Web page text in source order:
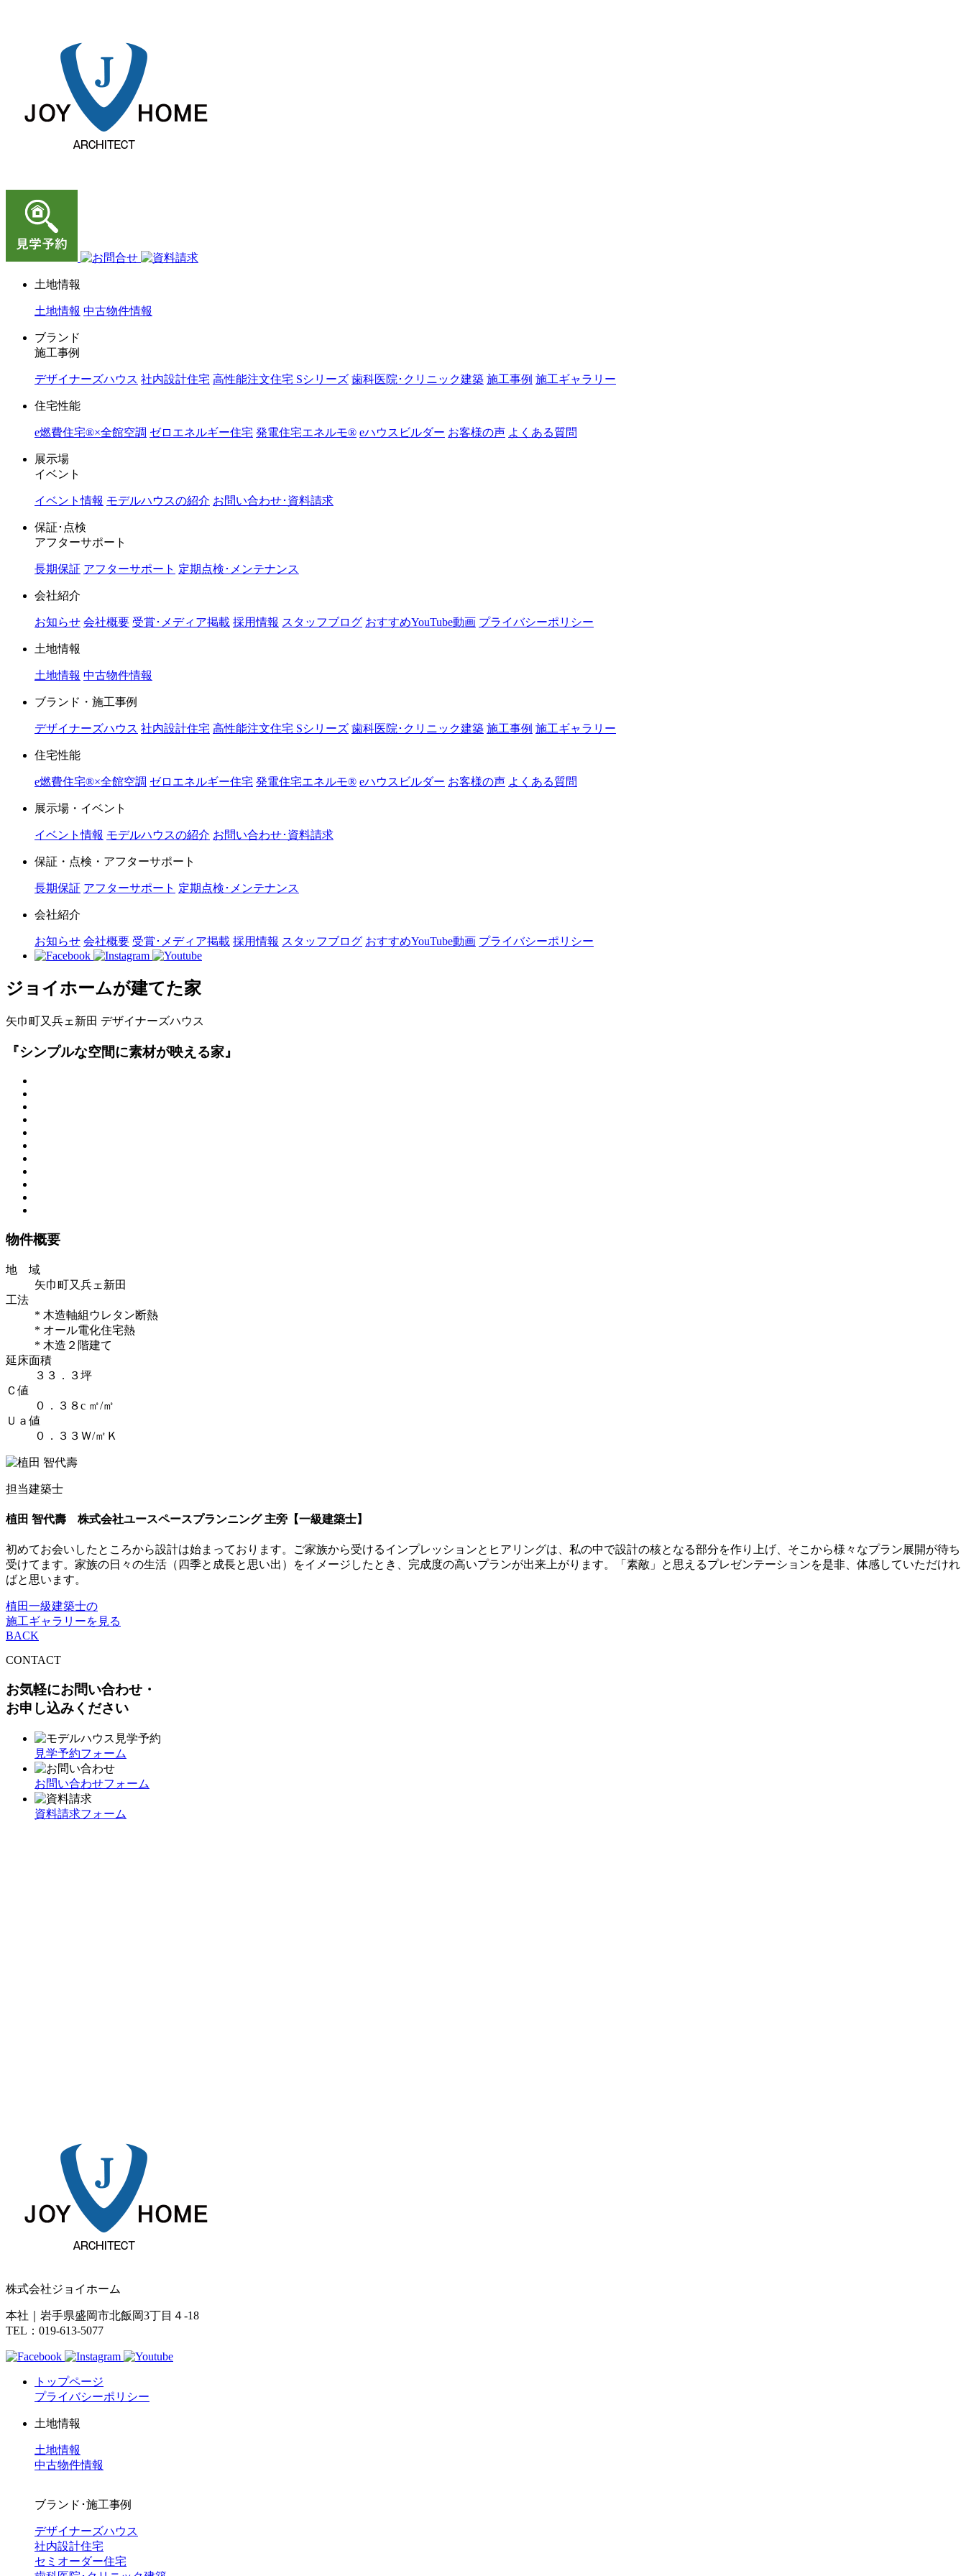
土地情報
土地情報 中古物件情報
ブランド
施工事例
デザイナーズハウス 社内設計住宅 高性能注文住宅 Sシリーズ 歯科医院･クリニック建築 施工事例 施工ギャラリー
住宅性能
e燃費住宅®︎×全館空調 ゼロエネルギー住宅 発電住宅エネルモ®︎ eハウスビルダー お客様の声 よくある質問
展示場
イベント
イベント情報 モデルハウスの紹介 お問い合わせ･資料請求
保証･点検
アフターサポート
長期保証 アフターサポート 定期点検･メンテナンス
会社紹介
お知らせ 会社概要 受賞･メディア掲載 採用情報 スタッフブログ おすすめYouTube動画 プライバシーポリシー
土地情報
土地情報 中古物件情報
ブランド・施工事例
デザイナーズハウス 社内設計住宅 高性能注文住宅 Sシリーズ 歯科医院･クリニック建築 施工事例 施工ギャラリー
住宅性能
e燃費住宅®︎×全館空調 ゼロエネルギー住宅 発電住宅エネルモ®︎ eハウスビルダー お客様の声 よくある質問
展示場・イベント
イベント情報 モデルハウスの紹介 お問い合わせ･資料請求
保証・点検・アフターサポート
長期保証 アフターサポート 定期点検･メンテナンス
会社紹介
お知らせ 会社概要 受賞･メディア掲載 採用情報 スタッフブログ おすすめYouTube動画 プライバシーポリシー
ジョイホームが建てた家
矢巾町又兵ェ新田 デザイナーズハウス
『シンプルな空間に素材が映える家』
物件概要
地 域
矢巾町又兵ェ新田
工法
* 木造軸組ウレタン断熱
* オール電化住宅熱
* 木造２階建て
延床面積
３３．３坪
Ｃ値
０．３８c ㎡/㎡
Ｕａ値
０．３３Ｗ/㎡Ｋ
担当建築士
植田 智代壽 株式会社ユースペースプランニング 主旁【一級建築士】
初めてお会いしたところから設計は始まっております。ご家族から受けるインプレッションとヒアリングは、私の中で設計の核となる部分を作り上げ、そこから様々なプラン展開が待ち
受けてます。家族の日々の生活（四季と成長と思い出）をイメージしたとき、完成度の高いプランが出来上がります。「素敵」と思えるプレゼンテーションを是非、体感していただけれ
ばと思います。
植田一級建築士の
施工ギャラリーを見る
BACK
CONTACT
お気軽にお問い合わせ・
お申し込みください
見学予約フォーム
お問い合わせフォーム
資料請求フォーム
株式会社ジョイホーム
本社｜岩手県盛岡市北飯岡3丁目４-18
TEL：019-613-5077
トップページ
プライバシーポリシー
土地情報
土地情報
中古物件情報
ブランド･施工事例
デザイナーズハウス
社内設計住宅
セミオーダー住宅